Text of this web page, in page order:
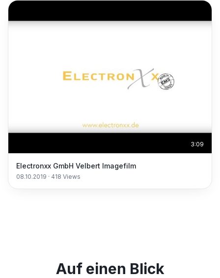
3:09
Electronxx GmbH Velbert Imagefilm
08.10.2019 · 418 Views
Auf einen Blick